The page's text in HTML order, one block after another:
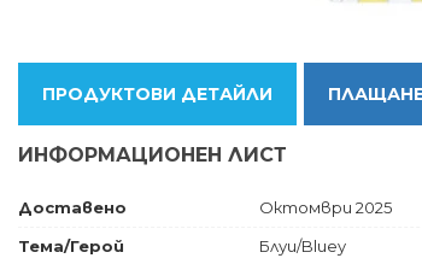
ПРОДУКТОВИ ДЕТАЙЛИ
ИНФОРМАЦИОНЕН ЛИСТ
Доставено
Октомври 2025
Тема/Герой
Блуи/Bluey